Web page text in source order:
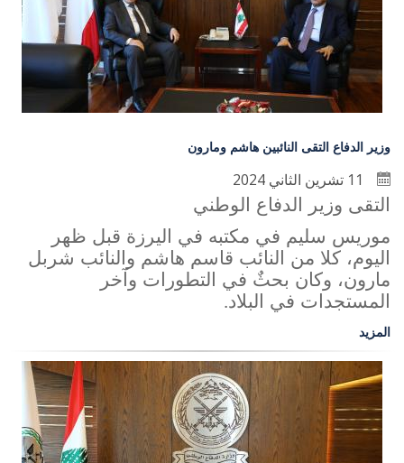
وزير الدفاع التقى النائبين هاشم ومارون
التقى وزير الدفاع الوطني
موريس سليم في مكتبه في اليرزة قبل ظهر
اليوم، كلا من النائب قاسم هاشم والنائب شربل
مارون، وكان بحثٌ في التطورات وآخر
المستجدات في البلاد.
المزيد